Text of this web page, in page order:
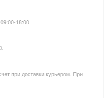
18:00
при доставки курьером. При